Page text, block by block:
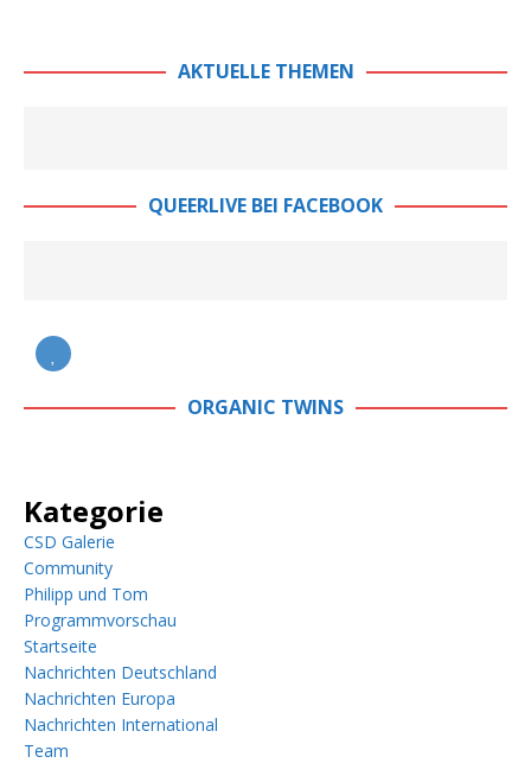
AKTUELLE THEMEN
QUEERLIVE BEI FACEBOOK
ORGANIC TWINS
Kategorie
CSD Galerie
Community
Philipp und Tom
Programmvorschau
Startseite
Nachrichten Deutschland
Nachrichten Europa
Nachrichten International
Team